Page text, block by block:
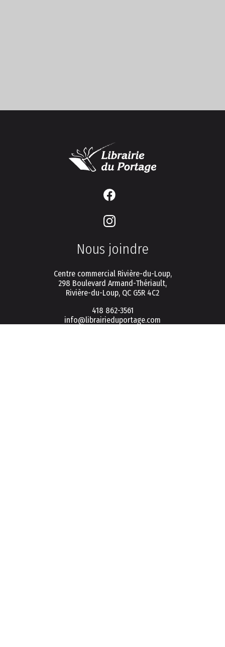
Nous joindre
Centre commercial Rivière-du-Loup,
298 Boulevard Armand-Thériault,
Rivière-du-Loup, QC G5R 4C2
418 862-3561
info@librairieduportage.com